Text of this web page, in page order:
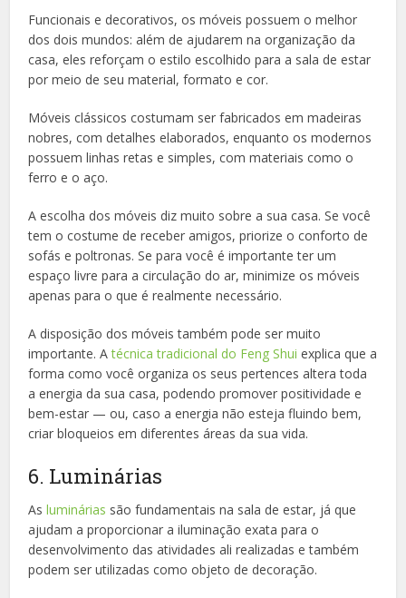
Funcionais e decorativos, os móveis possuem o melhor
dos dois mundos: além de ajudarem na organização da
casa, eles reforçam o estilo escolhido para a sala de estar
por meio de seu material, formato e cor.
Móveis clássicos costumam ser fabricados em madeiras
nobres, com detalhes elaborados, enquanto os modernos
possuem linhas retas e simples, com materiais como o
ferro e o aço.
A escolha dos móveis diz muito sobre a sua casa. Se você
tem o costume de receber amigos, priorize o conforto de
sofás e poltronas. Se para você é importante ter um
espaço livre para a circulação do ar, minimize os móveis
apenas para o que é realmente necessário.
A disposição dos móveis também pode ser muito
importante. Atécnica tradicional do Feng Shui explica que a
forma como você organiza os seus pertences altera toda
a energia da sua casa, podendo promover positividade e
bem-estar — ou, caso a energia não esteja fluindo bem,
criar bloqueios em diferentes áreas da sua vida.
6. Luminárias
Asluminárias são fundamentais na sala de estar, já que
ajudam a proporcionar a iluminação exata para o
desenvolvimento das atividades ali realizadas e também
podem ser utilizadas como objeto de decoração.